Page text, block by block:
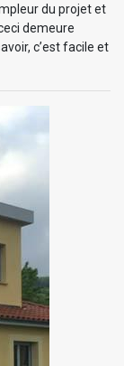
du projet et
demeure
c’est facile et